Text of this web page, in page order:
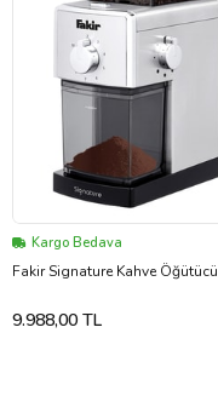
Kargo Bedava
Fakir Signature Kahve Öğütücü
9.988,00 TL